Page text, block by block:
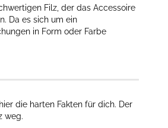
Filz, der das Accessoire
Da es sich um ein
in Form oder Farbe
die harten Fakten für dich. Der
weg.